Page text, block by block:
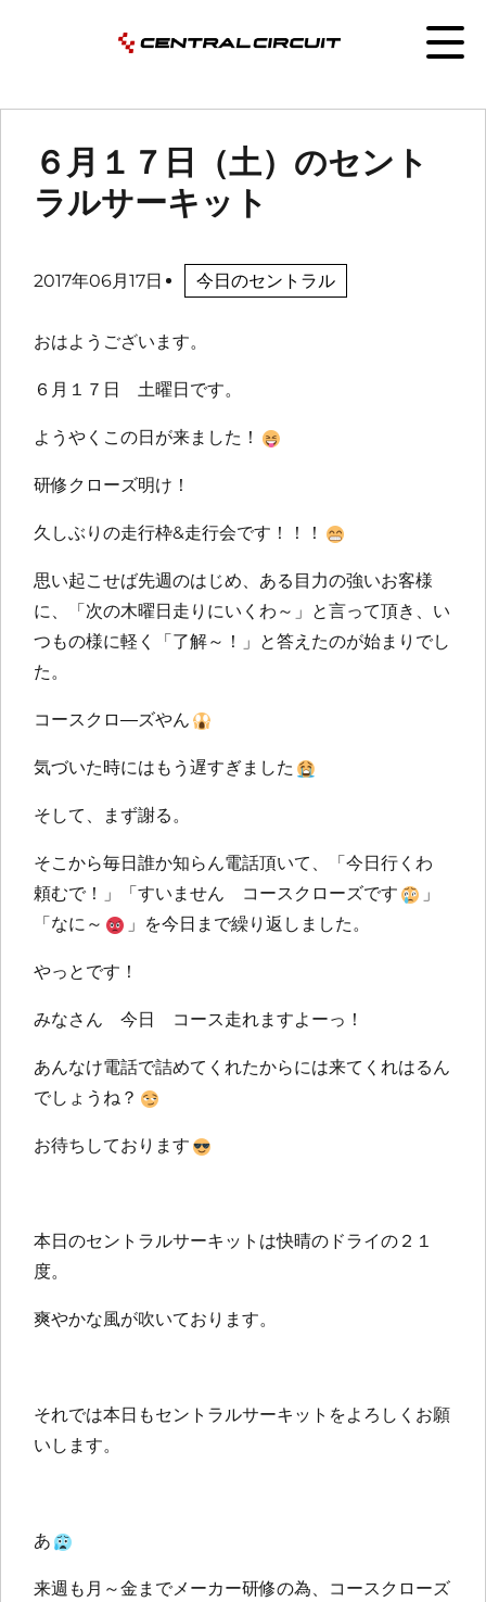
６月１７日（土）のセント
ラルサーキット
2017年06月17日 今日のセントラル
おはようございます。
６月１７日 土曜日です。
ようやくこの日が来ました！
研修クローズ明け！
久しぶりの走行枠&走行会です！！！
思い起こせば先週のはじめ、ある目力の強いお客様
に、「次の木曜日走りにいくわ～」と言って頂き、い
つもの様に軽く「了解～！」と答えたのが始まりでし
た。
コースクロ―ズやん
気づいた時にはもう遅すぎました
そして、まず謝る。
そこから毎日誰か知らん電話頂いて、「今日行くわ
頼むで！」「すいません コースクローズです
」
「なに～
」を今日まで繰り返しました。
やっとです！
みなさん 今日 コース走れますよーっ！
あんなけ電話で詰めてくれたからには来てくれはるん
でしょうね？
お待ちしております
本日のセントラルサーキットは快晴のドライの２１
度。
爽やかな風が吹いております。
それでは本日もセントラルサーキットをよろしくお願
いします。
あ
来週も月～金までメーカー研修の為、コースクローズ